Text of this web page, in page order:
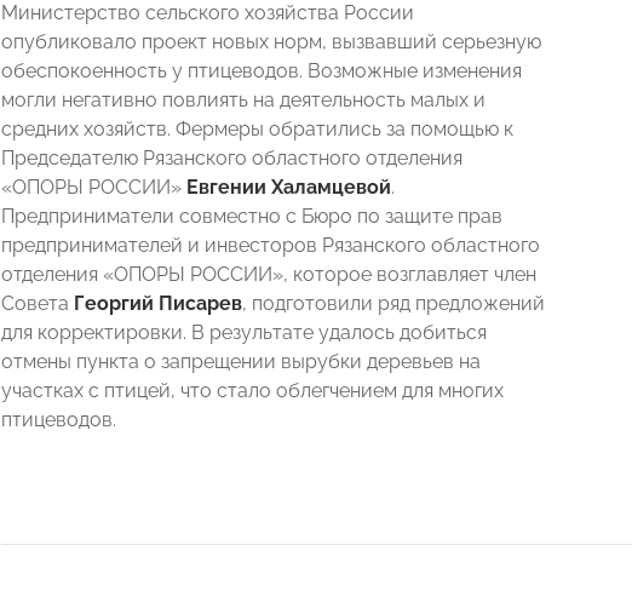
Министерство сельского хозяйства России
опубликовало проект новых норм, вызвавший серьезную
обеспокоенность у птицеводов. Возможные изменения
могли негативно повлиять на деятельность малых и
средних хозяйств. Фермеры обратились за помощью к
Председателю Рязанского областного отделения
«ОПОРЫ РОССИИ» Евгении Халамцевой.
Предприниматели совместно с Бюро по защите прав
предпринимателей и инвесторов Рязанского областного
отделения «ОПОРЫ РОССИИ», которое возглавляет член
Совета Георгий Писарев, подготовили ряд предложений
для корректировки. В результате удалось добиться
отмены пункта о запрещении вырубки деревьев на
участках с птицей, что стало облегчением для многих
птицеводов.